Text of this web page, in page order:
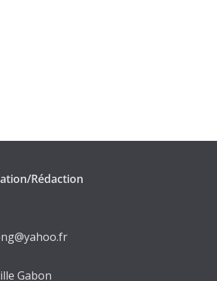
Rédaction
Gabon